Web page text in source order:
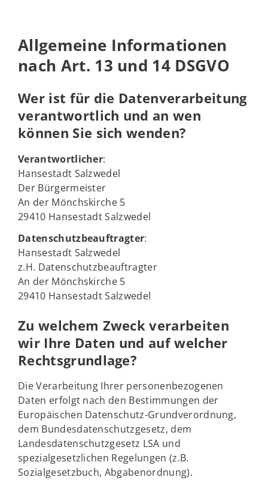
Allgemeine Informationen
nach Art. 13 und 14 DSGVO
Wer ist für die Datenverarbeitung
verantwortlich und an wen
können Sie sich wenden?
Verantwortlicher:
Hansestadt Salzwedel
Der Bürgermeister
An der Mönchskirche 5
29410 Hansestadt Salzwedel
Datenschutzbeauftragter:
Hansestadt Salzwedel
z.H. Datenschutzbeauftragter
An der Mönchskirche 5
29410 Hansestadt Salzwedel
Zu welchem Zweck verarbeiten
wir Ihre Daten und auf welcher
Rechtsgrundlage?
Die Verarbeitung Ihrer personenbezogenen
Daten erfolgt nach den Bestimmungen der
Europäischen Datenschutz-Grundverordnung,
dem Bundesdatenschutzgesetz, dem
Landesdatenschutzgesetz LSA und
spezialgesetzlichen Regelungen (z.B.
Sozialgesetzbuch, Abgabenordnung).